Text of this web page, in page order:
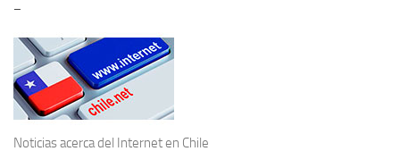
–
Noticias acerca del Internet en Chile